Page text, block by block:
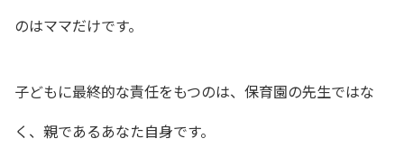
のはママだけです。
子どもに最終的な責任をもつのは、保育園の先生ではな
く、親であるあなた自身です。